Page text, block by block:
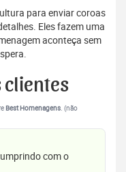
para enviar coroas
Eles fazem uma
aconteça sem
clientes
Best Homenagens. (não
com o